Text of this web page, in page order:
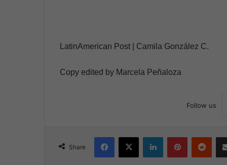
LatinAmerican Post | Camila González C.
Copy edited by Marcela Peñaloza
Follow us
Share